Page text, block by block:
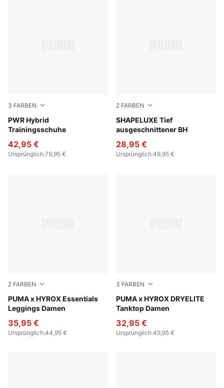
3 FARBEN
PWR Hybrid
Trainingsschuhe
PUMA White-Apple Spritz-PUMA Black
42,95 €
Ursprünglich:79,95 €
2 FARBEN
SHAPELUXE Tief
ausgeschnittener BH
Puma Black
28,95 €
Ursprünglich:49,95 €
2 FARBEN
PUMA x HYROX Essentials
Leggings Damen
Puma Black
35,95 €
Ursprünglich:44,95 €
3 FARBEN
PUMA x HYROX DRYELITE
Tanktop Damen
Puma Black
32,95 €
Ursprünglich:49,95 €